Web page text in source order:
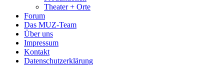
Theater + Orte
Forum
Das MUZ-Team
Über uns
Impressum
Kontakt
Datenschutzerklärung